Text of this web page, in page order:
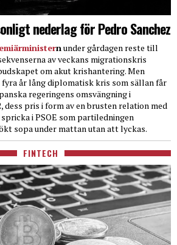
nederlag för Pedro Sanchez
nunder gårdagen reste till
av veckans migrationskris
om akut krishantering. Men
år lång diplomatisk kris som sällan får
regeringens omsvängning i
dess pris i form av en brusten relation med
i PSOE som partiledningen
sopa under mattan utan att lyckas.
FINTECH